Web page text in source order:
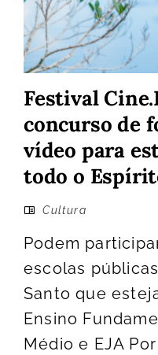
Festival
concurso de
vídeo para
todo o
Cultura
Podem
escolas
Santo que
Ensino
Médio e EJA